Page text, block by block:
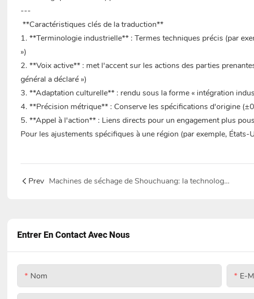
---
**Caractéristiques clés de la traduction**
1. **Terminologie industrielle** : Termes techniques précis (par
»)
2. **Voix active** : met l'accent sur les actions des parties
général a déclaré »)
3. **Adaptation culturelle** : rendu sous la forme « intégration
4. **Précision métrique** : Conserve les spécifications d'origine
5. **Appel à l'action** : Liens directs pour un engagement plus
Pour les ajustements spécifiques à une région (par exemple,
Prev Machines de séchage de Shouchuang: la technologie à haute efficacité et à économie d'énergie redéfinit l'expérience de séchage
Entrer En Contact Avec Nous
Nom E-